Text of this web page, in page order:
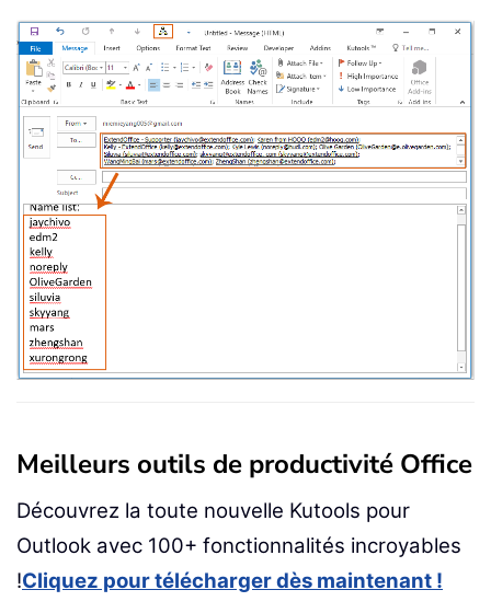
Meilleurs outils de productivité Office
Découvrez la toute nouvelle Kutools pour
Outlook avec 100+ fonctionnalités incroyables
!Cliquez pour télécharger dès maintenant !